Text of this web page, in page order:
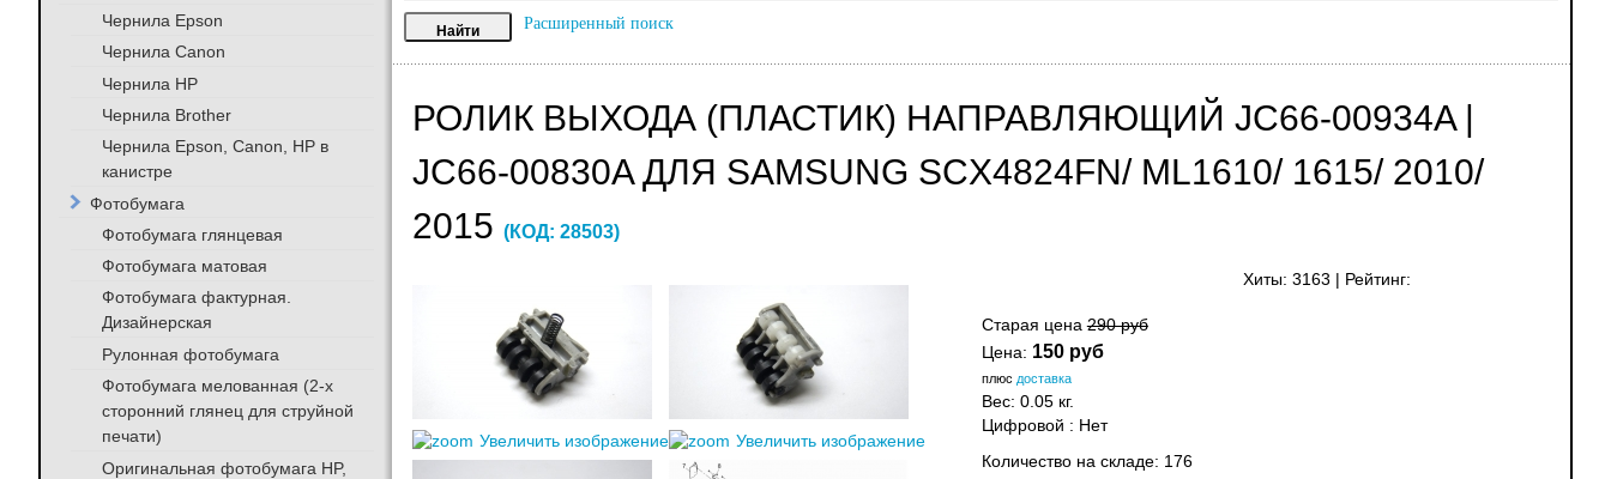
Расширенный поиск
РОЛИК ВЫХОДА (ПЛАСТИК) НАПРАВЛЯЮЩИЙ JC66-00934A |
JC66-00830A ДЛЯ SAMSUNG SCX4824FN/ ML1610/ 1615/ 2010/
2015 (КОД: 28503)
Хиты: 3163 Рейтинг:
Увеличить изображение Увеличить изображение
Старая цена290 руб
Цена: 150 руб
плюс доставка
Вес: 0.05 кг.
Цифровой : Нет
Количество на складе: 176
Чернила Epson
Чернила Canon
Чернила HP
Чернила Brother
Чернила Epson, Canon, HP в
канистре
Фотобумага
Фотобумага глянцевая
Фотобумага матовая
Фотобумага фактурная.
Дизайнерская
Рулонная фотобумага
Фотобумага мелованная (2-х
сторонний глянец для струйной
печати)
Оригинальная фотобумага HP,